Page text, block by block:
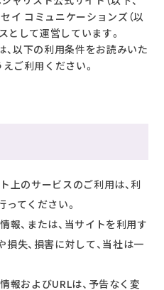
イ コミュニケーションズ（以
として運営しています。
以下の利用条件をお読みいた
ご利用ください。
上のサービスのご利用は、利
てください。
報、または、当サイトを利用す
失、損害に対して、当社は一
報およびURLは、予告なく変